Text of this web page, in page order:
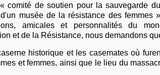
comité de soutien pour la sauvegarde
musée de la résistance des femmes
amicales et personnalités du
et de la Résistance, nous demandons
historique et les casemates où
et femmes, ainsi que le lieu du